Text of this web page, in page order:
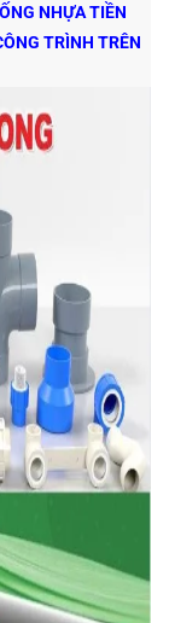
NHỰA TIỀN
TRÌNH TRÊN